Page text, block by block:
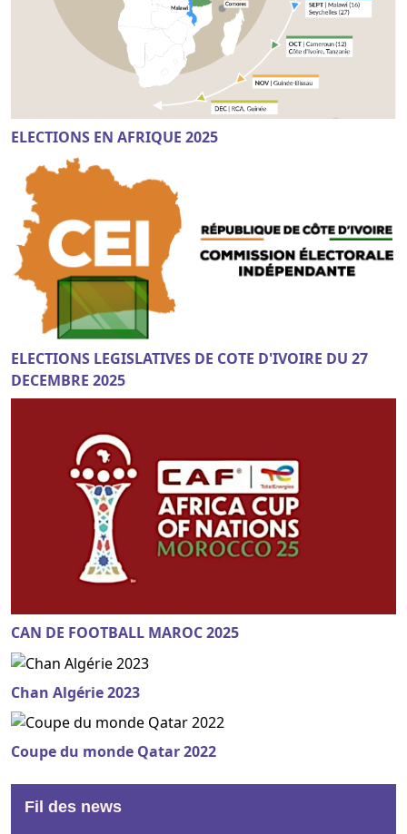
ELECTIONS EN AFRIQUE 2025
ELECTIONS LEGISLATIVES DE COTE D'IVOIRE DU 27
DECEMBRE 2025
CAN DE FOOTBALL MAROC 2025
Chan Algérie 2023
Coupe du monde Qatar 2022
Fil des news